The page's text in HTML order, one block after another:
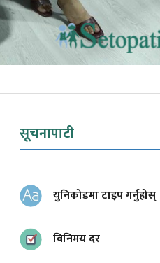
सूचनापाटी
युनिकोडमा टाइप गर्नुहोस्
विनिमय दर